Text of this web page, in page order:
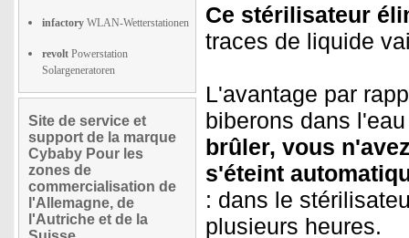
infactory WLAN-Wetterstationen
revolt Powerstation
Solargeneratoren
Site de service et
support de la marque
Cybaby Pour les
zones de
commercialisation de
l'Allemagne, de
l'Autriche et de la
Ce stérilisateur
traces de liquide
L'avantage par
biberons dans
brûler, vous
s'éteint
: dans le
plusieurs heures.